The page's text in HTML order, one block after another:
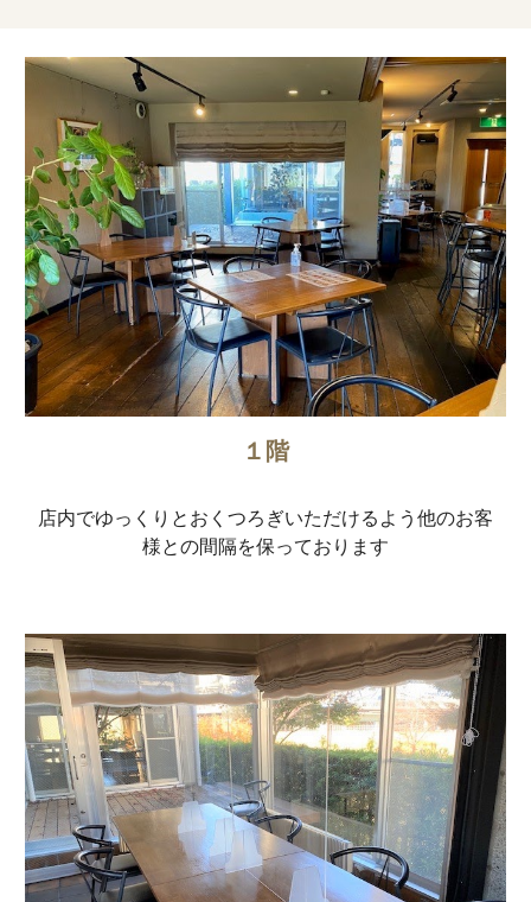
１階
店内でゆっくりとおくつろぎいただけるよう他のお客
様との間隔を保っております